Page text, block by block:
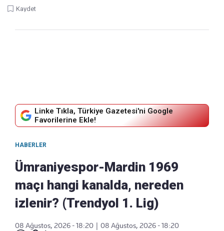
Kaydet
Linke Tıkla, Türkiye Gazetesi'ni Google
Favorilerine Ekle!
HABERLER
Ümraniyespor-Mardin 1969
maçı hangi kanalda, nereden
izlenir? (Trendyol 1. Lig)
08 Ağustos, 2026 - 18:20
08 Ağustos, 2026 - 18:20